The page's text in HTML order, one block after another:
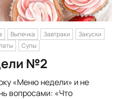
Выпечка Завтраки
Закуски
Супы
№2
«Меню недели» и не
вопросами: «Что